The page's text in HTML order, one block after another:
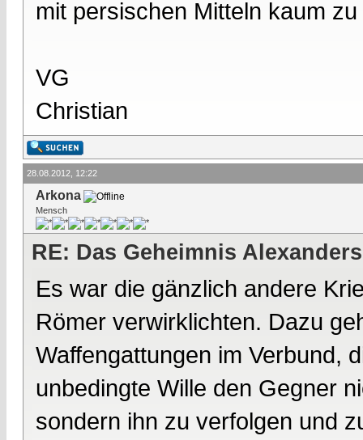
mit persischen Mitteln kaum
VG
Christian
28.08.2012, 12:22
Arkona
Mensch
RE: Das Geheimnis Alexanders
Es war die gänzlich andere
Römer verwirklichten. Dazu
Waffengattungen im Verbund,
unbedingte Wille den Gegner
sondern ihn zu verfolgen und